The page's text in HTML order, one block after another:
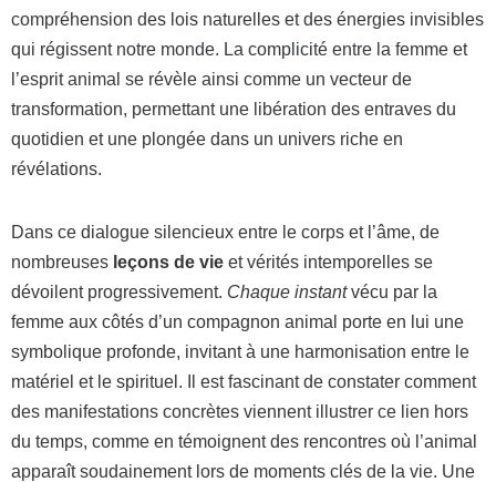
compréhension des lois naturelles et des énergies invisibles
qui régissent notre monde. La complicité entre la femme et
l’esprit animal se révèle ainsi comme un vecteur de
transformation, permettant une libération des entraves du
quotidien et une plongée dans un univers riche en
révélations.
Dans ce dialogue silencieux entre le corps et l’âme, de
nombreuses leçons de vie et vérités intemporelles se
dévoilent progressivement. Chaque instantvécu par la
femme aux côtés d’un compagnon animal porte en lui une
symbolique profonde, invitant à une harmonisation entre le
matériel et le spirituel. Il est fascinant de constater comment
des manifestations concrètes viennent illustrer ce lien hors
du temps, comme en témoignent des rencontres où l’animal
apparaît soudainement lors de moments clés de la vie. Une